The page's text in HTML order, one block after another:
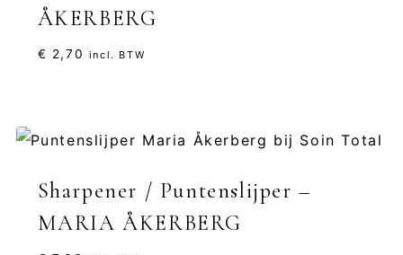
ÅKERBERG
€ 2,70 incl. BTW
Sharpener / Puntenslijper –
MARIA ÅKERBERG